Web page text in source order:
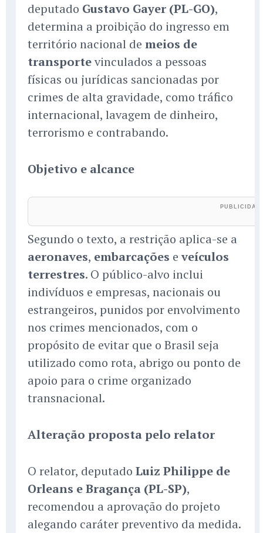
deputado Gustavo Gayer (PL-GO),
determina a proibição do ingresso em
território nacional de meios de
transportevinculados a pessoas
físicas ou jurídicas sancionadas por
crimes de alta gravidade, como tráfico
internacional, lavagem de dinheiro,
terrorismo e contrabando.
Objetivo e alcance
Segundo o texto, a restrição aplica-se a
aeronaves, embarcações eveículos
terrestres. O público-alvo inclui
indivíduos e empresas, nacionais ou
estrangeiros, punidos por envolvimento
nos crimes mencionados, com o
propósito de evitar que o Brasil seja
utilizado como rota, abrigo ou ponto de
apoio para o crime organizado
transnacional.
Alteração proposta pelo relator
O relator, deputado Luiz Philippe de
Orleans e Bragança (PL-SP),
recomendou a aprovação do projeto
alegando caráter preventivo da medida.